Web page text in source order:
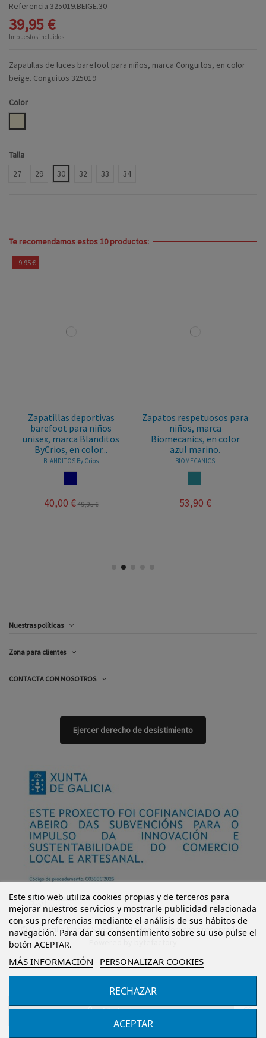
Referencia 325019.BEIGE.30
39,95 €
Impuestos incluidos
Zapatillas de luces barefoot para niños, marca Conguitos, en color
beige. Conguitos 325019
Color
Talla
27
29 30 32 33 34
Añadir al carrito
Te recomendamos estos 10 productos:
-9,95 €
Zapatillas deportivas
barefoot para niños
unisex, marca Blanditos
ByCrios, en color...
BLANDITOS By Crios
40,00 € 49,95 €
Zapatos respetuosos para
niños, marca
Biomecanics, en color
azul marino.
BIOMECANICS
53,90 €
Nuestras políticas
Zona para clientes
CONTACTA CON NOSOTROS
Este sitio web utiliza cookies propias y de terceros para
mejorar nuestros servicios y mostrarle publicidad relacionada
con sus preferencias mediante el análisis de sus hábitos de
navegación. Para dar su consentimiento sobre su uso pulse el
botón ACEPTAR.
MÁS INFORMACIÓN PERSONALIZAR COOKIES
RECHAZAR
ACEPTAR
Ejercer derecho de desistimiento
© Mi Castillo Kinder Shoes S.L. Todos los derechos reservados.